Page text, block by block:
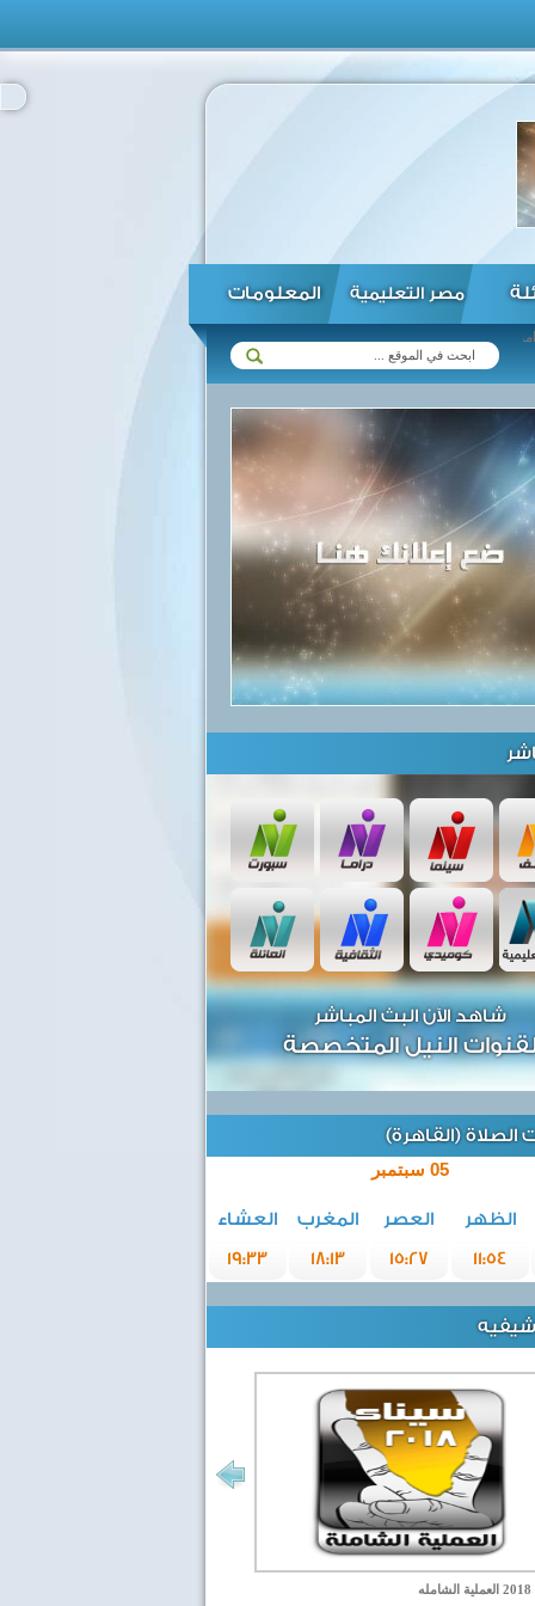
مصر التعليمية المعلومات
شاهد الآن البث المباشر
النيل المتخصصة
الصلاة (القاهرة)
05 سبتمبر
الظهر العصر المغرب
العشاء
11:54
15:27
18:13
19:33